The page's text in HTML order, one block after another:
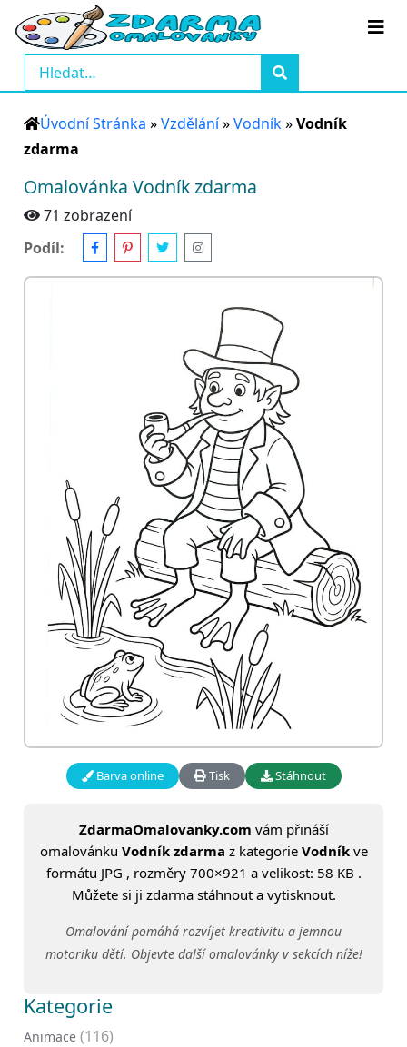
Úvodní Stránka »Vzdělání»Vodník»Vodník
zdarma
Omalovánka Vodník zdarma
71 zobrazení
Podíl:
Barva online Tisk Stáhnout
ZdarmaOmalovanky.com vám přináší
omalovánku Vodník zdarma z kategorie Vodníkve
formátu JPG , rozměry 700×921 a velikost: 58 KB .
Můžete si ji zdarma stáhnout a vytisknout.
Omalování pomáhá rozvíjet kreativitu a jemnou
motoriku dětí. Objevte další omalovánky v sekcích níže!
Kategorie
Animace (116)